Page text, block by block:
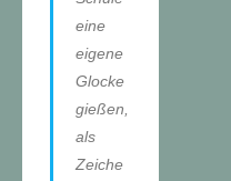
eine
eigene
Glocke
gießen,
als
Zeiche